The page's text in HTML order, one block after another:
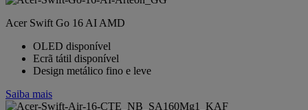
Acer Swift Go 16 AI AMD
OLED disponível
Ecrã tátil disponível
Design metálico fino e leve
Saiba mais